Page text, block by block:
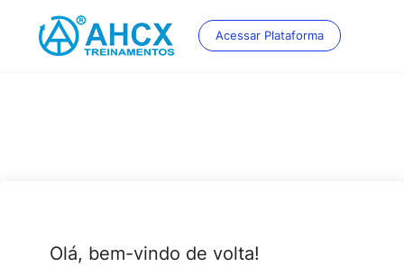
content
Acessar Plataforma
Olá, bem-vindo de volta!